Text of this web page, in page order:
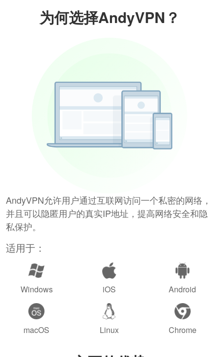
为何选择AndyVPN？
AndyVPN允许用户通过互联网访问一个私密的网络，
并且可以隐匿用户的真实IP地址，提高网络安全和隐
私保护。
适用于：
Windows iOS Android
macOS Linux Chrome